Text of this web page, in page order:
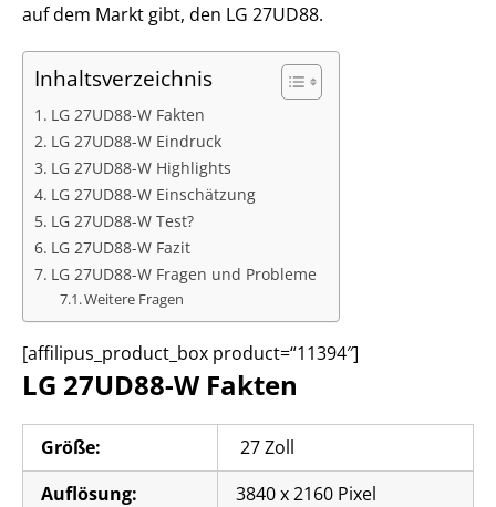
auf dem Markt gibt, den LG 27UD88.
Inhaltsverzeichnis
LG 27UD88-W Fakten
LG 27UD88-W Eindruck
LG 27UD88-W Highlights
LG 27UD88-W Einschätzung
LG 27UD88-W Test?
LG 27UD88-W Fazit
LG 27UD88-W Fragen und Probleme
Weitere Fragen
[affilipus_product_box product=“11394″]
LG 27UD88-W Fakten
Größe:
27 Zoll
Auflösung:
3840 x 2160 Pixel